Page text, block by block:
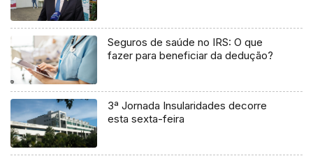
Seguros de saúde no IRS: O que
fazer para beneficiar da dedução?
3ª Jornada Insularidades decorre
esta sexta-feira